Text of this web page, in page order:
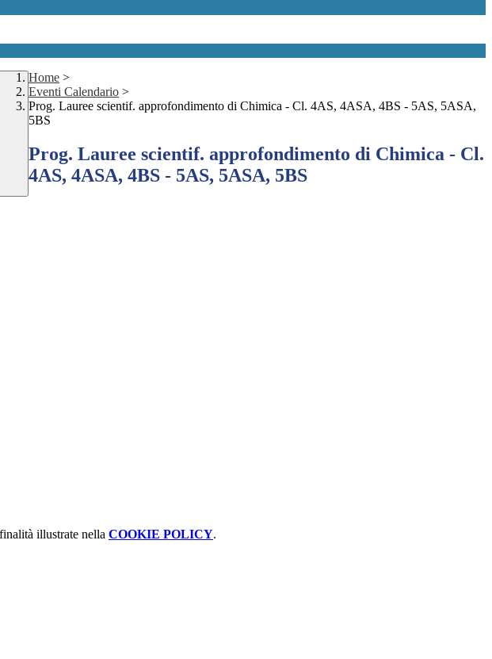
Home >
Eventi Calendario >
Prog. Lauree scientif. approfondimento di Chimica - Cl. 4AS, 4ASA, 4BS - 5AS, 5ASA,
5BS
Prog. Lauree scientif. approfondimento di Chimica - Cl.
4AS, 4ASA, 4BS - 5AS, 5ASA, 5BS
illustrate nella COOKIE POLICY.